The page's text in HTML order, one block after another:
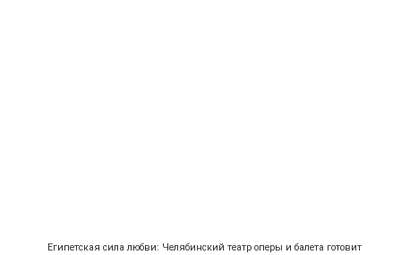
Египетская сила любви: Челябинский театр оперы и балета готовит